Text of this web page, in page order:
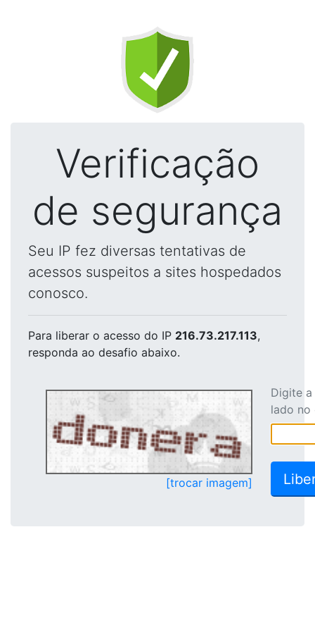
Verificação
de segurança
Seu IP fez diversas tentativas de
acessos suspeitos a sites hospedados
conosco.
Para liberar o acesso do IP 216.73.217.113,
responda ao desafio abaixo.
[trocar imagem]
Digite
lado no